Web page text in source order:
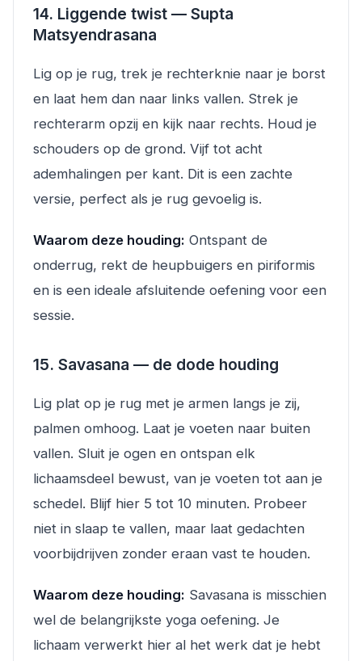
14. Liggende twist — Supta
Matsyendrasana
Lig op je rug, trek je rechterknie naar je borst
en laat hem dan naar links vallen. Strek je
rechterarm opzij en kijk naar rechts. Houd je
schouders op de grond. Vijf tot acht
ademhalingen per kant. Dit is een zachte
versie, perfect als je rug gevoelig is.
Waarom deze houding: Ontspant de
onderrug, rekt de heupbuigers en piriformis
en is een ideale afsluitende oefening voor een
sessie.
15. Savasana — de dode houding
Lig plat op je rug met je armen langs je zij,
palmen omhoog. Laat je voeten naar buiten
vallen. Sluit je ogen en ontspan elk
lichaamsdeel bewust, van je voeten tot aan je
schedel. Blijf hier 5 tot 10 minuten. Probeer
niet in slaap te vallen, maar laat gedachten
voorbijdrijven zonder eraan vast te houden.
Waarom deze houding: Savasana is misschien
wel de belangrijkste yoga oefening. Je
lichaam verwerkt hier al het werk dat je hebt